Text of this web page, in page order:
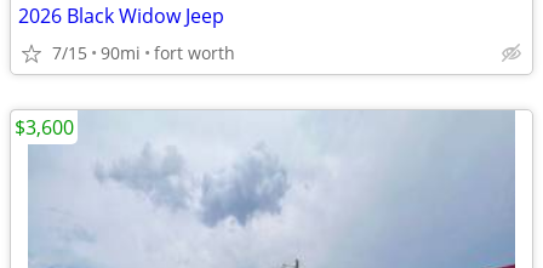
2026 Black Widow Jeep
7/15 90mi fort worth
$3,600